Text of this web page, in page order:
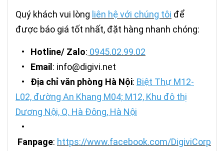
Quý khách vui lòng liên hệ với chúng tôi để
được báo giá tốt nhất, đặt hàng nhanh chóng:
• Hotline/ Zalo: 0945.02.99.02
• Email : info@digivi.net
• Địa chỉ văn phòng Hà Nội: Biệt Thự M12-
L02, đường An Khang M04; M12, Khu đô thị
Dương Nội, Q. Hà Đông, Hà Nội
•
Fanpage: https://www.facebook.com/DigiviCorp